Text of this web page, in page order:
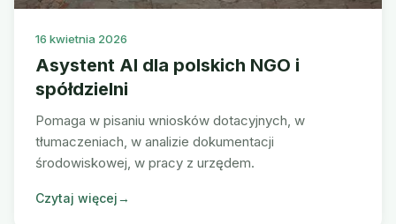
16 kwietnia 2026
Asystent AI dla polskich NGO i
spółdzielni
Pomaga w pisaniu wniosków dotacyjnych, w
tłumaczeniach, w analizie dokumentacji
środowiskowej, w pracy z urzędem.
Czytaj więcej→